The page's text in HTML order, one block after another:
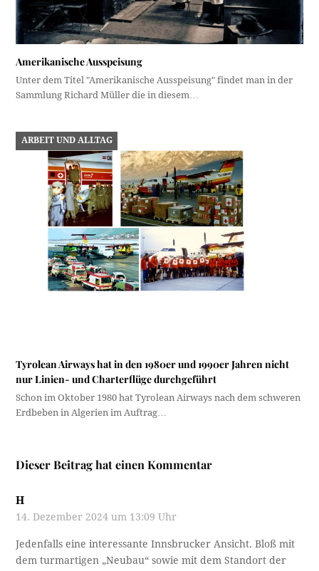
Amerikanische Ausspeisung
Unter dem Titel "Amerikanische Ausspeisung" findet man in der
Sammlung Richard Müller die in diesem…
ARBEIT UND ALLTAG
Tyrolean Airways hat in den 1980er und 1990er Jahren nicht
nur Linien- und Charterflüge durchgeführt
Schon im Oktober 1980 hat Tyrolean Airways nach dem schweren
Erdbeben in Algerien im Auftrag…
Dieser Beitrag hat einen Kommentar
H
14. Dezember 2024 um 13:09 Uhr
Jedenfalls eine interessante Innsbrucker Ansicht. Bloß mit
dem turmartigen „Neubau“ sowie mit dem Standort der